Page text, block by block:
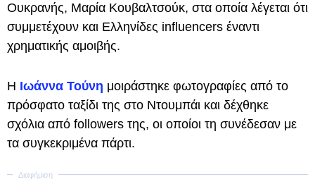
Ουκρανής, Μαρία Κουβαλτσούκ, στα οποία λέγεται ότι
συμμετέχουν και Ελληνίδες influencers έναντι
χρηματικής αμοιβής.
Η Ιωάννα Τούνη μοιράστηκε φωτογραφίες από το
πρόσφατο ταξίδι της στο Ντουμπάι και δέχθηκε
σχόλια από followers της, οι οποίοι τη συνέδεσαν με
τα συγκεκριμένα πάρτι.